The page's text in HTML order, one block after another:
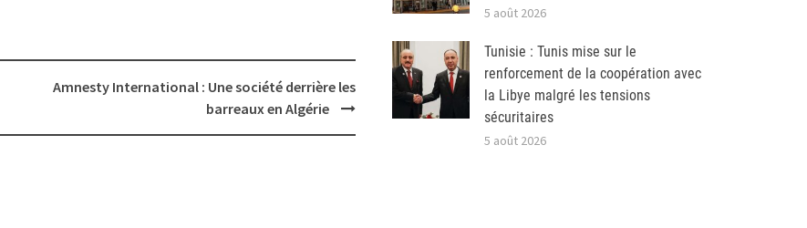
Amnesty International : Une société derrière les
barreaux en Algérie
5 août 2026
Tunisie : Tunis mise sur le
renforcement de la coopération avec
la Libye malgré les tensions
sécuritaires
5 août 2026